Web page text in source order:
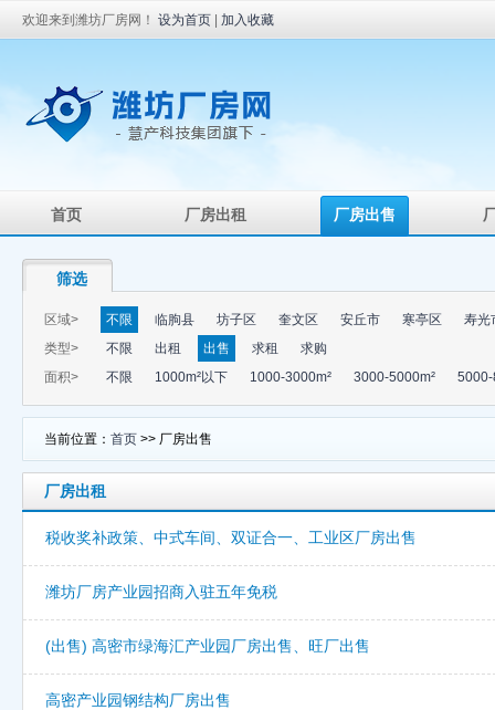
欢迎来到潍坊厂房网！ 设为首页 加入收藏
首页 厂房出租 厂房出售
筛选
区域> 不限 临朐县 坊子区 奎文区 安丘市 寒亭区
寿光
类型>
不限 出租 出售 求租
求购
面积>
不限 1000m²以下 1000-3000m² 3000-5000m² 5000-
当前位置： 首页 >> 厂房出售
厂房出租
税收奖补政策、中式车间、双证合一、工业区厂房出售
潍坊厂房产业园招商入驻五年免税
(出售) 高密市绿海汇产业园厂房出售、旺厂出售
高密产业园钢结构厂房出售